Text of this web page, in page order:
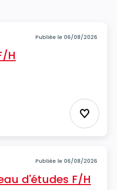
Publiée le 06/08/2026
H
Ajouter
Publiée le 06/08/2026
d'études F/H